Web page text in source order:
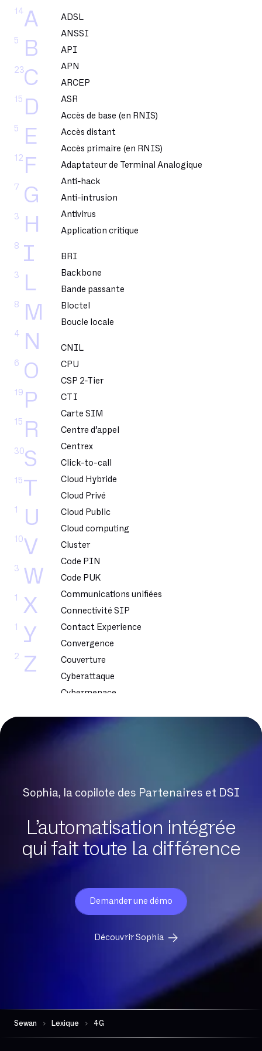
A
14
B
5
C
23
D
15
E
5
F
12
G
7
H
3
I
8
L
3
M
8
N
4
O
6
P
19
R
15
S
30
T
15
U
1
V
10
W
3
X
1
Y
1
Z
2
ADSL
ANSSI
API
APN
ARCEP
ASR
Accès de base (en RNIS)
Accès distant
Accès primaire (en RNIS)
Adaptateur de Terminal Analogique
Anti-hack
Anti-intrusion
Antivirus
Application critique
BRI
Backbone
Bande passante
Bloctel
Boucle locale
CNIL
CPU
CSP 2-Tier
CTI
Carte SIM
Centre d’appel
Centrex
Click-to-call
Cloud Hybride
Cloud Privé
Cloud Public
Cloud computing
Cluster
Code PIN
Code PUK
Communications unifiées
Connectivité SIP
Contact Experience
Convergence
Couverture
Cyberattaque
Cybermenace
Datacenter
Digital Workplace
Données sensibles
Débit descendant
Débit montant
Débit symétrique
Détection d’anomalies protocolaires
Edge Computing
Eligibilité
Endpoint
Sophia, la copilote des Partenaires et DSI
L’automatisation intégrée
qui fait toute la différence
Demander une démo
Découvrir Sophia
Sewan Lexique 4G